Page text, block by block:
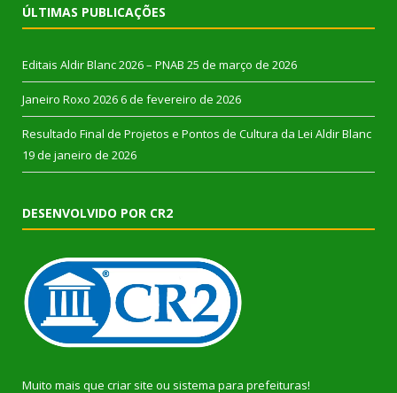
ÚLTIMAS PUBLICAÇÕES
Editais Aldir Blanc 2026 – PNAB 25 de março de 2026
Janeiro Roxo 2026 6 de fevereiro de 2026
Resultado Final de Projetos e Pontos de Cultura da Lei Aldir Blanc
19 de janeiro de 2026
DESENVOLVIDO POR CR2
Muito mais que criar site ou sistema para prefeituras!